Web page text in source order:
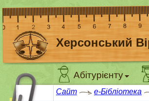
Херсонський
Абітурієнту
Сайт e-Бібліотека